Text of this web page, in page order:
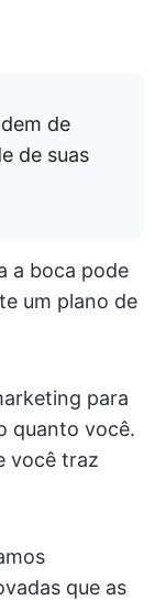
de
de suas
a boca pode
um plano de
para
quanto você.
você traz
que as